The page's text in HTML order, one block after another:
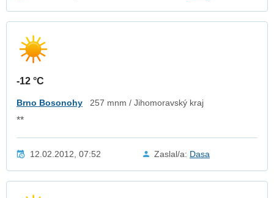
-12 °C
Brno Bosonohy 257 mnm / Jihomoravský kraj
**
12.02.2012, 07:52 Zaslal/a: Dasa